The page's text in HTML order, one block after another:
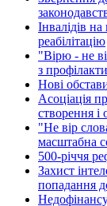
Інвалідів
реабілітацію
"Вірю - не
з
Нові
Асоціація
створення і
"Не вір
масштабна
500-річчя
Захист
попадання